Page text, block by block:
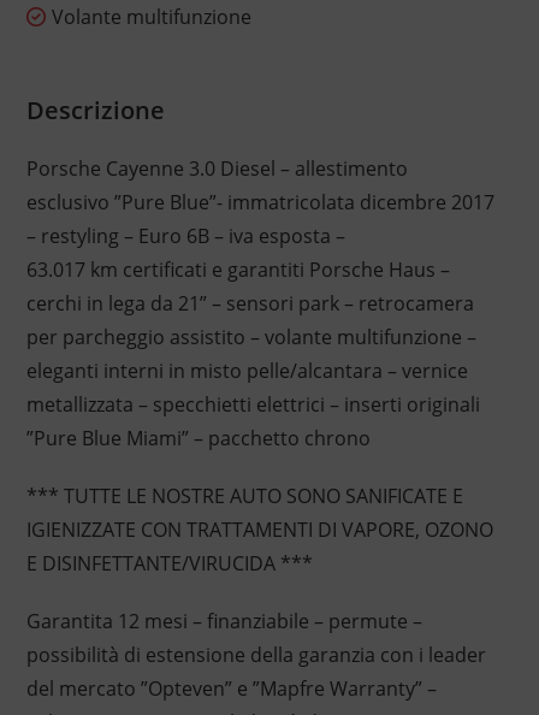
Volante multifunzione
Descrizione
Porsche Cayenne 3.0 Diesel – allestimento
esclusivo ”Pure Blue”- immatricolata dicembre 2017
– restyling – Euro 6B – iva esposta –
63.017 km certificati e garantiti Porsche Haus –
cerchi in lega da 21” – sensori park – retrocamera
per parcheggio assistito – volante multifunzione –
eleganti interni in misto pelle/alcantara – vernice
metallizzata – specchietti elettrici – inserti originali
”Pure Blue Miami” – pacchetto chrono
*** TUTTE LE NOSTRE AUTO SONO SANIFICATE E
IGIENIZZATE CON TRATTAMENTI DI VAPORE, OZONO
E DISINFETTANTE/VIRUCIDA ***
Garantita 12 mesi – finanziabile – permute –
possibilità di estensione della garanzia con i leader
del mercato ”Opteven” e ”Mapfre Warranty” –